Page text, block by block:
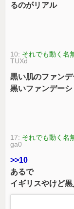
るのがリアル
10: それでも動く名
TUXd
黒い肌のファン
黒いファンデー
17: それでも動く名
ga0
>>10
あるで
イギリスやけど